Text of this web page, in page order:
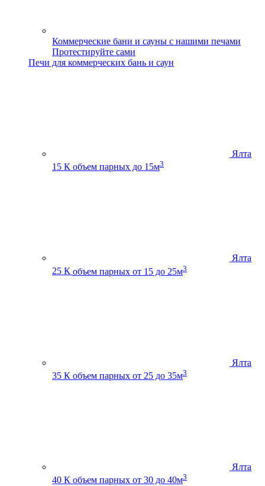
Коммерческие бани и сауны с нашими печами
Протестируйте сами
Печи для коммерческих бань и саун
Ялта
15 К объем парных до 15м3
Ялта
25 К объем парных от 15 до 25м3
Ялта
35 К объем парных от 25 до 35м3
Ялта
40 К объем парных от 30 до 40м3